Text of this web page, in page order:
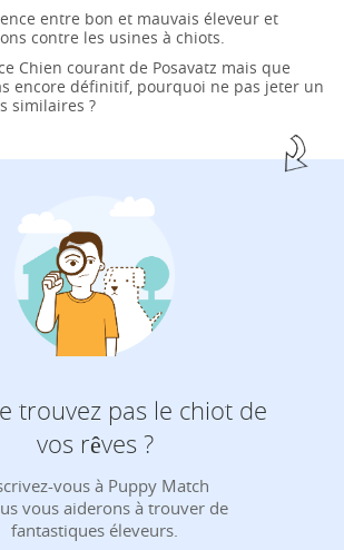
entre bon et mauvais éleveur et
contre les usines à chiots.
Chien courant de Posavatz mais que
encore définitif, pourquoi ne pas jeter un
similaires ?
trouvez pas le chiot de
vos rêves ?
vous à Puppy Match
vous aiderons à trouver de
fantastiques éleveurs.